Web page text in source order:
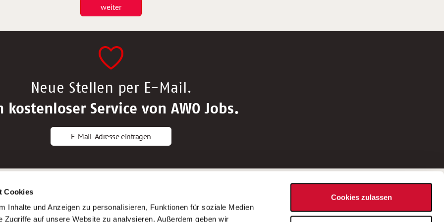
Cookies
Inhalte und Anzeigen zu personalisieren, Funktionen für soziale Medien
Zugriffe auf unsere Website zu analysieren. Außerdem geben wir
Cookies zulassen
weiter
Neue Stellen per E-Mail.
kostenloser Service von AWO Jobs.
E-Mail-Adresse eintragen
Altenpfleger*in
Krankenpfleger*in
AWO Gliederungen nach Bundesland
Stellenangebote nach Bundesländern